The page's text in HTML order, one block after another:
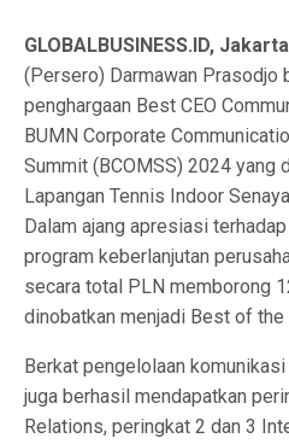
GLOBALBUSINESS.ID,
(Persero) Darmawan Prasodjo
penghargaan Best CEO
BUMN Corporate
Summit (BCOMSS) 2024 yang
Lapangan Tennis Indoor
Dalam ajang apresiasi
program keberlanjutan
secara total PLN memborong
dinobatkan menjadi Best of
Berkat pengelolaan
juga berhasil mendapatkan
Relations, peringkat 2 dan 3